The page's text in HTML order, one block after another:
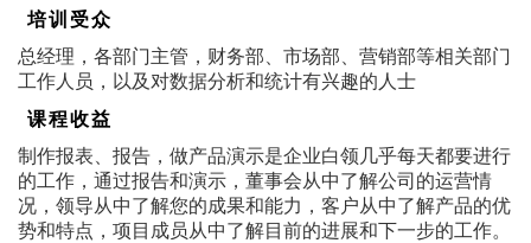
培训受众
总经理，各部门主管，财务部、市场部、营销部等相关部门
工作人员，以及对数据分析和统计有兴趣的人士
课程收益
制作报表、报告，做产品演示是企业白领几乎每天都要进行
的工作，通过报告和演示，董事会从中了解公司的运营情
况，领导从中了解您的成果和能力，客户从中了解产品的优
势和特点，项目成员从中了解目前的进展和下一步的工作。